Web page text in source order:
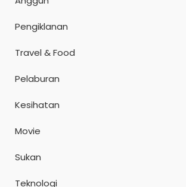
Pengiklanan
Travel & Food
Pelaburan
Kesihatan
Movie
Sukan
Teknologi